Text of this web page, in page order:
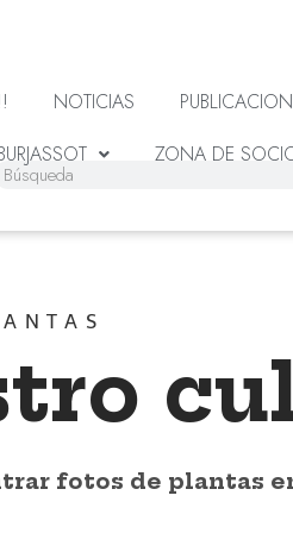
NOTICIAS
ZONA DE
fotos de plantas